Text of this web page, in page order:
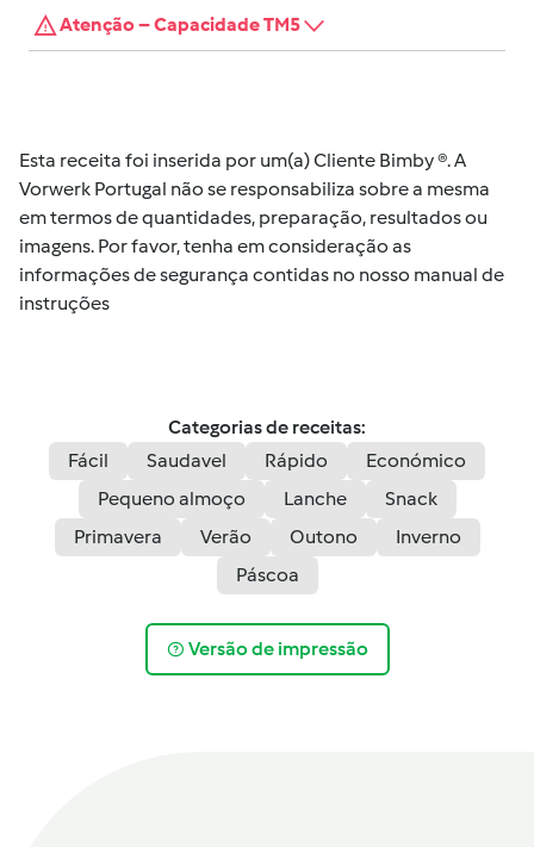
Atenção – Capacidade TM5
Esta receita foi inserida por um(a) Cliente Bimby ®. A
Vorwerk Portugal não se responsabiliza sobre a mesma
em termos de quantidades, preparação, resultados ou
imagens. Por favor, tenha em consideração as
informações de segurança contidas no nosso manual de
instruções
Categorias de receitas:
Fácil
Saudavel Rápido
Económico
Pequeno almoço
Lanche
Snack
Primavera
Verão Outono
Inverno
Páscoa
Versão de impressão